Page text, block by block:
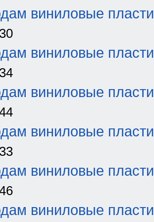
виниловые
виниловые
виниловые
виниловые
виниловые
виниловые